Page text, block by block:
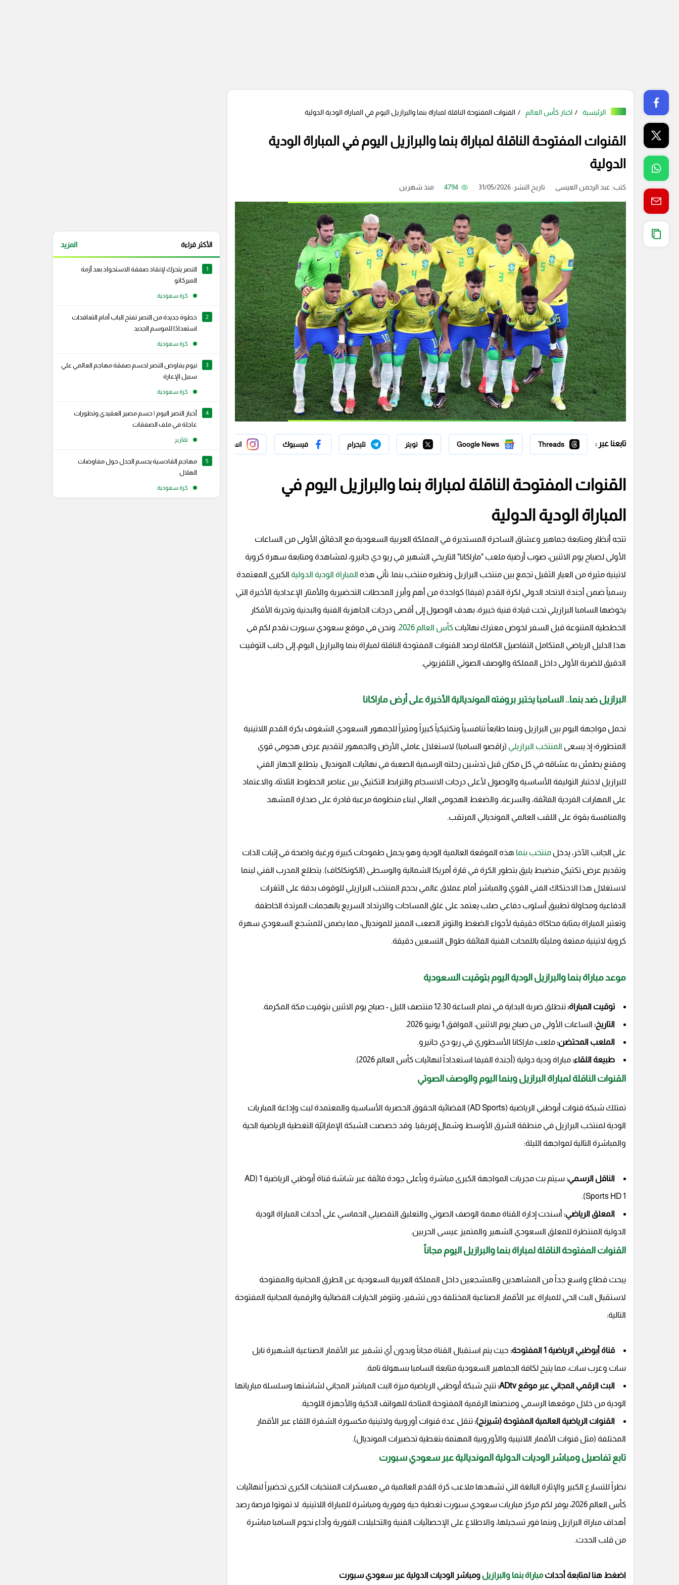
الرئيسية اخبار كأس العالم القنوات المفتوحة الناقلة لمباراة بنما والبرازيل اليوم في المباراة الودية الدولية
القنوات المفتوحة الناقلة لمباراة بنما والبرازيل اليوم في المباراة الودية
الدولية
كتب: عبد الرحمن العيسى تاريخ النشر: 31/05/2026 4794 منذ شهرين
تابعنا عبر : Threads
Google News تويتر تليجرام فيسبوك انستجرام سناب شات
القنوات المفتوحة الناقلة لمباراة بنما والبرازيل اليوم في
المباراة الودية الدولية
تتجه أنظار ومتابعة جماهير وعشاق الساحرة المستديرة في المملكة العربية السعودية مع الدقائق الأولى من الساعات
الأولى لصباح يوم الاثنين، صوب أرضية ملعب "ماراكانا" التاريخي الشهير في ريو دي جانيرو، لمشاهدة ومتابعة سهرة كروية
لاتينية مثيرة من العيار الثقيل تجمع بين منتخب البرازيل ونظيره منتخب بنما. تأتي هذه المباراة الودية الدولية الكبرى المعتمدة
رسمياً ضمن أجندة الاتحاد الدولي لكرة القدم (فيفا) كواحدة من أهم وأبرز المحطات التحضيرية والأمتار الإعدادية الأخيرة التي
يخوضها السامبا البرازيلي تحت قيادة فنية خبيرة، بهدف الوصول إلى أقصى درجات الجاهزية الفنية والبدنية وتجربة الأفكار
الخططية المتنوعة قبل السفر لخوض معترك نهائيات كأس العالم 2026 . ونحن في موقع سعودي سبورت نقدم لكم في
هذا الدليل الرياضي المتكامل التفاصيل الكاملة لرصد القنوات المفتوحة الناقلة لمباراة بنما والبرازيل اليوم، إلى جانب التوقيت
الدقيق للضربة الأولى داخل المملكة والوصف الصوتي التلفزيوني.
البرازيل ضد بنما.. السامبا يختبر بروفته المونديالية الأخيرة على أرض ماراكانا
تحمل مواجهة اليوم بين البرازيل وبنما طابعاً تنافسياً وتكتيكياً كبيراً ومثيراً للجمهور السعودي الشغوف بكرة القدم اللاتينية
المتطورة؛ إذ يسعى المنتخب البرازيلي (راقصو السامبا) لاستغلال عاملي الأرض والجمهور لتقديم عرض هجومي قوي
ومقنع يطمئن به عشاقه في كل مكان قبل تدشين رحلته الرسمية الصعبة في نهائيات المونديال. يتطلع الجهاز الفني
للبرازيل لاختبار التوليفة الأساسية والوصول لأعلى درجات الانسجام والترابط التكتيكي بين عناصر الخطوط الثلاثة، والاعتماد
على المهارات الفردية الفائقة، والسرعة، والضغط الهجومي العالي لبناء منظومة مرعبة قادرة على صدارة المشهد
والمنافسة بقوة على اللقب العالمي المونديالي المرتقب.
على الجانب الآخر، يدخل منتخب بنما هذه الموقعة العالمية الودية وهو يحمل طموحات كبيرة ورغبة واضحة في إثبات الذات
وتقديم عرض تكتيكي منضبط يليق بتطور الكرة في قارة أمريكا الشمالية والوسطى (الكونكاكاف). يتطلع المدرب الفني لبنما
لاستغلال هذا الاحتكاك الفني القوي والمباشر أمام عملاق عالمي بحجم المنتخب البرازيلي للوقوف بدقة على الثغرات
الدفاعية ومحاولة تطبيق أسلوب دفاعي صلب يعتمد على غلق المساحات والارتداد السريع بالهجمات المرتدة الخاطفة.
وتعتبر المباراة بمثابة محاكاة حقيقية لأجواء الضغط والتوتر الصعب المميز للمونديال، مما يضمن للمشجع السعودي سهرة
كروية لاتينية ممتعة ومليئة باللمحات الفنية الفائقة طوال التسعين دقيقة.
موعد مباراة بنما والبرازيل الودية اليوم بتوقيت السعودية
توقيت المباراة:تنطلق ضربة البداية في تمام الساعة 12:30 منتصف الليل - صباح يوم الاثنين بتوقيت مكة المكرمة.
التاريخ: الساعات الأولى من صباح يوم الاثنين، الموافق 1 يونيو 2026.
الملعب المحتضن:ملعب ماراكانا الأسطوري في ريو دي جانيرو.
طبيعة اللقاء:مباراة ودية دولية (أجندة الفيفا استعداداً لنهائيات كأس العالم 2026).
القنوات الناقلة لمباراة البرازيل وبنما اليوم والوصف الصوتي
تمتلك شبكة قنوات أبوظبي الرياضية (AD Sports) الفضائية الحقوق الحصرية الأساسية والمعتمدة لبث وإذاعة المباريات
الودية لمنتخب البرازيل في منطقة الشرق الأوسط وشمال إفريقيا. وقد خصصت الشبكة الإماراتيّة التغطية الرياضية الحية
والمباشرة التالية لمواجهة الليلة:
الناقل الرسمي: سيتم بث مجريات المواجهة الكبرى مباشرة وبأعلى جودة فائقة عبر شاشة قناة أبوظبي الرياضية 1 (AD
Sports HD 1).
المعلق الرياضي: أسندت إدارة القناة مهمة الوصف الصوتي والتعليق التفصيلي الحماسي على أحداث المباراة الودية
الدولية المنتظرة للمعلق السعودي الشهير والمتميز عيسى الحربين.
القنوات المفتوحة الناقلة لمباراة بنما والبرازيل اليوم مجاناً
يبحث قطاع واسع جداً من المشاهدين والمشجعين داخل المملكة العربية السعودية عن الطرق المجانية والمفتوحة
لاستقبال البث الحي للمباراة عبر الأقمار الصناعية المختلفة دون تشفير، وتتوفر الخيارات الفضائية والرقمية المجانية المفتوحة
التالية:
قناة أبوظبي الرياضية 1 المفتوحة: حيث يتم استقبال القناة مجاناً وبدون أي تشفير عبر الأقمار الصناعية الشهيرة نايل
سات وعرب سات، مما يتيح لكافة الجماهير السعودية متابعة السامبا بسهولة تامة.
البث الرقمي المجاني عبر موقع ADtv: تتيح شبكة أبوظبي الرياضية ميزة البث المباشر المجاني لشاشتها وسلسلة مبارياتها
الودية من خلال موقعها الرسمي ومنصتها الرقمية المفتوحة المتاحة للهواتف الذكية والأجهزة اللوحية.
القنوات الرياضية العالمية المفتوحة (شيرنج):تنقل عدة قنوات أوروبية ولاتينية مكسورة الشفرة اللقاء عبر الأقمار
المختلفة (مثل قنوات الأقمار اللاتينية والأوروبية المهتمة بتغطية تحضيرات المونديال).
تابع تفاصيل ومباشر الوديات الدولية المونديالية عبر سعودي سبورت
نظراً للتسارع الكبير والإثارة البالغة التي تشهدها ملاعب كرة القدم العالمية في معسكرات المنتخبات الكبرى تحضيراً لنهائيات
كأس العالم 2026، يوفر لكم مركز مباريات سعودي سبورت تغطية حية وفورية ومباشرة للمباراة اللاتينية. لا تفوتوا فرصة رصد
أهداف مباراة البرازيل وبنما فور تسجيلها، والاطلاع على الإحصائيات الفنية والتحليلات الفورية وأداء نجوم السامبا مباشرة
من قلب الحدث.
اضغط هنا لمتابعة أحداثمباراة بنما والبرازيل ومباشر الوديات الدولية عبر سعودي سبورت
الأكثر قراءة المزيد
1
النصر يتحرك لإنقاذ صفقة الاستحواذ بعد أزمة
الميركاتو
كرة سعودية
2
خطوة جديدة من النصر تفتح الباب أمام التعاقدات
استعدادًا للموسم الجديد
كرة سعودية
3
نيوم يفاوض النصر لحسم صفقة مهاجم العالمي علي
سبيل الإعارة
كرة سعودية
4
أخبار النصر اليوم | حسم مصير العقيدي وتطورات
عاجلة في ملف الصفقات
تقارير
5
مهاجم القادسية يحسم الجدل حول مفاوضات
الهلال
كرة سعودية